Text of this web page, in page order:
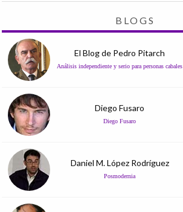
BLOGS
El Blog de Pedro Pitarch
Análisis independiente y serio para personas cabales
Diego Fusaro
Diego Fusaro
Daniel M. López Rodríguez
Posmodernia